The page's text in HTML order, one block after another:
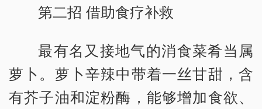
第二招 借助食疗补救
最有名又接地气的消食菜肴当属
萝卜。萝卜辛辣中带着一丝甘甜，含
有芥子油和淀粉酶，能够增加食欲、